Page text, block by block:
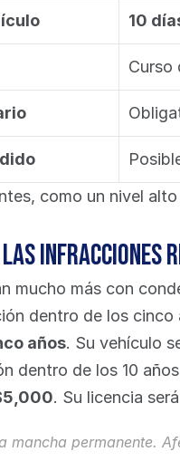
10
Curso
como un nivel
las infracciones
mucho más con
dentro de los cinco
años. Su vehículo
dentro de los 10
. Su licencia